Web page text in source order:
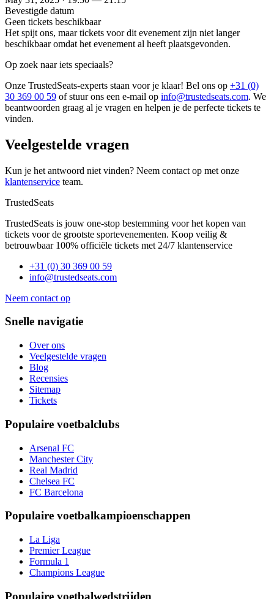
Bevestigde datum
Geen tickets beschikbaar
Het spijt ons, maar tickets voor dit evenement zijn niet langer
beschikbaar omdat het evenement al heeft plaatsgevonden.
Op zoek naar iets speciaals?
Onze TrustedSeats-experts staan voor je klaar! Bel ons op +31 (0)
30 369 00 59 of stuur ons een e-mail op info@trustedseats.com. We
beantwoorden graag al je vragen en helpen je de perfecte tickets te
vinden.
Veelgestelde vragen
Kun je het antwoord niet vinden? Neem contact op met onze
klantenservice team.
TrustedSeats
TrustedSeats is jouw one-stop bestemming voor het kopen van
tickets voor de grootste sportevenementen. Koop veilig &
betrouwbaar 100% officiële tickets met 24/7 klantenservice
+31 (0) 30 369 00 59
info@trustedseats.com
Neem contact op
Snelle navigatie
Over ons
Veelgestelde vragen
Blog
Recensies
Sitemap
Tickets
Populaire voetbalclubs
Arsenal FC
Manchester City
Real Madrid
Chelsea FC
FC Barcelona
Populaire voetbalkampioenschappen
La Liga
Premier League
Formula 1
Champions League
Populaire voetbalwedstrijden